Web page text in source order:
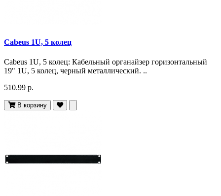
Cabeus 1U, 5 колец
Cabeus 1U, 5 колец: Кабельный органайзер горизонтальный
19" 1U, 5 колец, черный металлический. ..
510.99 р.
В корзину